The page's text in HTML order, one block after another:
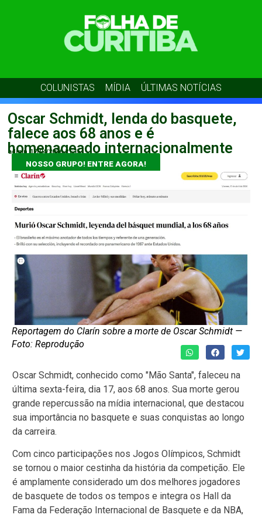
COLUNISTAS MÍDIA ÚLTIMAS NOTÍCIAS
Oscar Schmidt, lenda do basquete,
falece aos 68 anos e é
homenageado internacionalmente
admin 17/04/2026 21:15
NOSSO GRUPO! ENTRE AGORA!
Reportagem do Clarín sobre a morte de Oscar Schmidt —
Foto: Reprodução
Oscar Schmidt, conhecido como "Mão Santa", faleceu na
última sexta-feira, dia 17, aos 68 anos. Sua morte gerou
grande repercussão na mídia internacional, que destacou
sua importância no basquete e suas conquistas ao longo
da carreira.
Com cinco participações nos Jogos Olímpicos, Schmidt
se tornou o maior cestinha da história da competição. Ele
é amplamente considerado um dos melhores jogadores
de basquete de todos os tempos e integra os Hall da
Fama da Federação Internacional de Basquete e da NBA,